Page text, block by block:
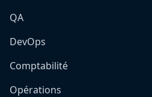
QA
DevOps
Comptabilité
Opérations